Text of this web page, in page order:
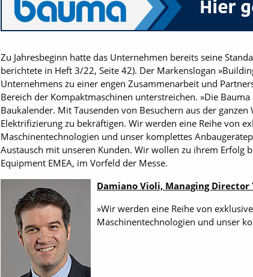
Zu Jahresbeginn hatte das Unternehmen bereits seine
berichtete in Heft 3/22, Seite 42). Der Markenslogan
Unternehmens zu einer engen Zusammenarbeit und
Bereich der Kompaktmaschinen unterstreichen. »Die
Baukalender. Mit Tausenden von Besuchern aus der
Elektrifizierung zu bekräftigen. Wir werden eine Reihe von
Maschinentechnologien und unser komplettes
Austausch mit unseren Kunden. Wir wollen zu ihrem Erfolg
Equipment EMEA, im Vorfeld der Messe.
Damiano Violi, Managing Director
»Wir werden eine Reihe von
Maschinentechnologien und unser